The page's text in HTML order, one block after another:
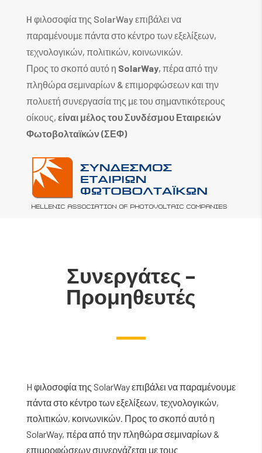
H φιλοσοφία της SolarWay επιβάλει να
παραμένουμε πάντα στο κέντρο των εξελίξεων,
τεχνολογικών, πολιτικών, κοινωνικών.
Προς το σκοπό αυτό η SolarWay, πέρα από την
πληθώρα σεμιναρίων & επιμορφώσεων και την
πολυετή συνεργασία της με του σημαντικότερους
οίκους, είναι μέλος του Συνδέσμου Εταιρειών
Φωτοβολταϊκών (ΣΕΦ)
Συνεργάτες –
Προμηθευτές
H φιλοσοφία της SolarWay επιβάλει να παραμένουμε
πάντα στο κέντρο των εξελίξεων, τεχνολογικών,
πολιτικών, κοινωνικών. Προς το σκοπό αυτό η
SolarWay, πέρα από την πληθώρα σεμιναρίων &
επιμορφώσεων συνεργάζεται με τους